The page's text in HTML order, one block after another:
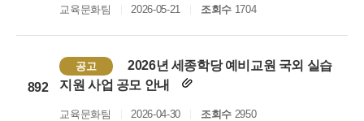
교육문화팀 2026-05-21 조회수1704
892
공고
2026년 세종학당 예비교원 국외 실습
지원 사업 공모 안내
교육문화팀 2026-04-30 조회수2950